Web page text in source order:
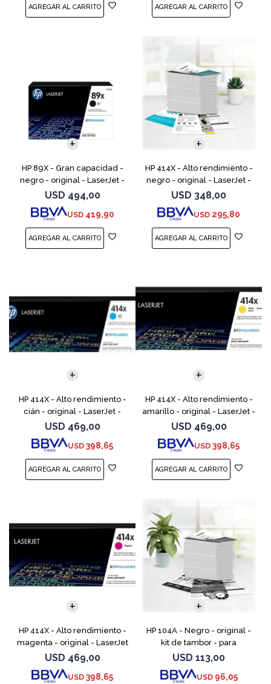
HP 89X - Gran capacidad -
negro - original - LaserJet -
cartucho de tóner (CF289X)
USD 494,00
USD 419,90
HP 414X - Alto rendimiento -
negro - original - LaserJet -
cartucho de tóner (W2020X) -
para Color LaserJet
Enterprise M455, MFP
USD 348,00
USD 295,80
HP 414X - Alto rendimiento -
cián - original - LaserJet -
cartucho de tóner (W2021X) -
para Color LaserJet
Enterprise M455, MFP
USD 469,00
USD 398,65
HP 414X - Alto rendimiento -
amarillo - original - LaserJet -
cartucho de tóner (W2022X) -
para Color LaserJet
Enterprise M455,
USD 469,00
USD 398,65
HP 414X - Alto rendimiento -
magenta - original - LaserJet
- cartucho de tóner (W2023X)
- para Color LaserJet
Enterprise M455, M
USD 469,00
USD 398,65
HP 104A - Negro - original -
kit de tambor - para
Neverstop Laser 1000a,
1000n, 1000w, MFP 1200a, MFP
1200n, MFP 1200nw, MFP 120
USD 113,00
USD 96,05